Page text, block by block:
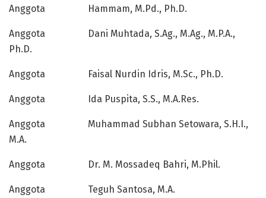
Anggota Hammam, M.Pd., Ph.D.
Anggota Dani Muhtada, S.Ag., M.Ag., M.P.A.,
Ph.D.
Anggota Faisal Nurdin Idris, M.Sc., Ph.D.
Anggota Ida Puspita, S.S., M.A.Res.
Anggota Muhammad Subhan Setowara, S.H.I.,
M.A.
Anggota Dr. M. Mossadeq Bahri, M.Phil.
Anggota Teguh Santosa, M.A.